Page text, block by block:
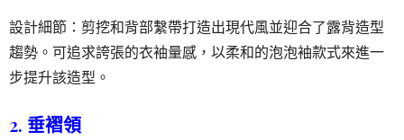
設計細節：剪挖和背部繫帶打造出現代風並迎合了露背造型
趨勢。可追求誇張的衣袖量感，以柔和的泡泡袖款式來進一
步提升該造型。
2. 垂褶領